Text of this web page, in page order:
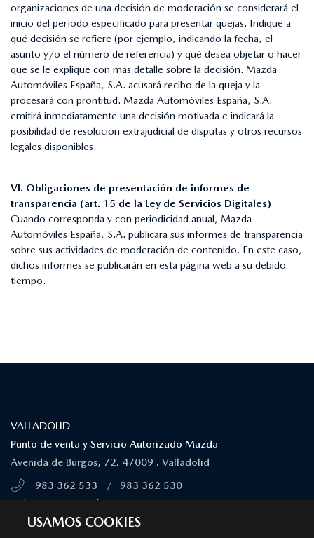
organizaciones de una decisión de moderación se considerará el
inicio del período especificado para presentar quejas. Indique a
qué decisión se refiere (por ejemplo, indicando la fecha, el
asunto y/o el número de referencia) y qué desea objetar o hacer
que se le explique con más detalle sobre la decisión. Mazda
Automóviles España, S.A. acusará recibo de la queja y la
procesará con prontitud. Mazda Automóviles España, S.A.
emitirá inmediatamente una decisión motivada e indicará la
posibilidad de resolución extrajudicial de disputas y otros recursos
legales disponibles.
VI. Obligaciones de presentación de informes de
transparencia (art. 15 de la Ley de Servicios Digitales)
Cuando corresponda y con periodicidad anual, Mazda
Automóviles España, S.A. publicará sus informes de transparencia
sobre sus actividades de moderación de contenido. En este caso,
dichos informes se publicarán en esta página web a su debido
tiempo.
VALLADOLID
Punto de venta y Servicio Autorizado Mazda
Avenida de Burgos, 72. 47009 . Valladolid
983 362 533
/
983 362 530
USAMOS COOKIES